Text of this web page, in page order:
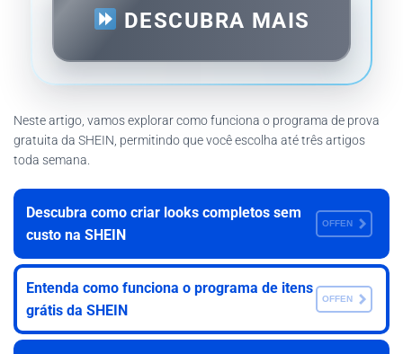
DESCUBRA MAIS
Neste artigo, vamos explorar como funciona o programa de prova
gratuita da SHEIN, permitindo que você escolha até três artigos
toda semana.
Descubra como criar looks completos sem
custo na SHEIN
OFFEN
Entenda como funciona o programa de itens
grátis da SHEIN
OFFEN